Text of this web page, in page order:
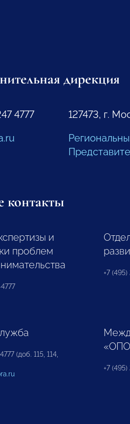
дирекция
4777
127473, г.
контакты
и
проблем
+7 (495)
(доб. 115, 114,
+7